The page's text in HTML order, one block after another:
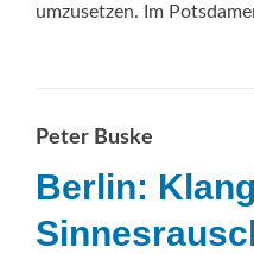
umzusetzen. Im
Peter Buske
Berlin: